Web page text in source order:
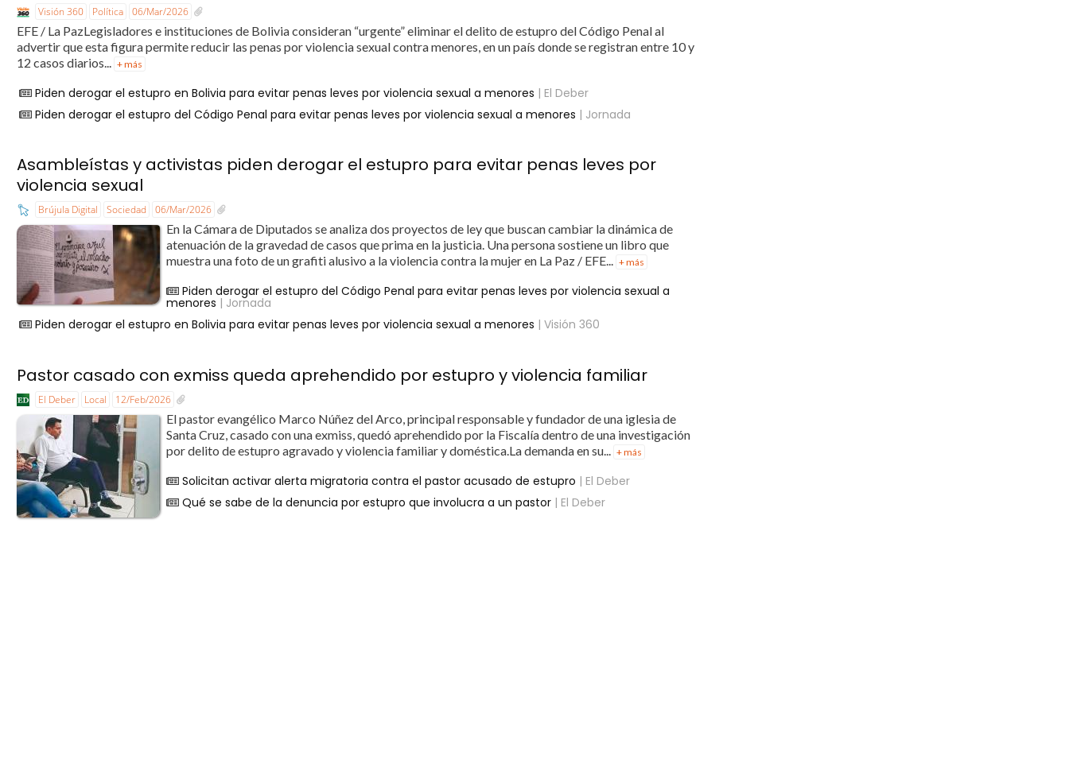
Visión 360 Política 06/Mar/2026
EFE / La PazLegisladores e instituciones de Bolivia consideran “urgente” eliminar el delito de estupro del Código Penal al
advertir que esta figura permite reducir las penas por violencia sexual contra menores, en un país donde se registran entre 10 y
12 casos diarios... + más
Piden derogar el estupro en Bolivia para evitar penas leves por violencia sexual a menores | El Deber
Piden derogar el estupro del Código Penal para evitar penas leves por violencia sexual a menores | Jornada
Asambleístas y activistas piden derogar el estupro para evitar penas leves por
violencia sexual
Brújula Digital Sociedad 06/Mar/2026
En la Cámara de Diputados se analiza dos proyectos de ley que buscan cambiar la dinámica de
atenuación de la gravedad de casos que prima en la justicia. Una persona sostiene un libro que
muestra una foto de un grafiti alusivo a la violencia contra la mujer en La Paz / EFE... + más
Piden derogar el estupro del Código Penal para evitar penas leves por violencia sexual a
menores | Jornada
Piden derogar el estupro en Bolivia para evitar penas leves por violencia sexual a menores | Visión 360
Pastor casado con exmiss queda aprehendido por estupro y violencia familiar
El Deber Local 12/Feb/2026
El pastor evangélico Marco Núñez del Arco, principal responsable y fundador de una iglesia de
Santa Cruz, casado con una exmiss, quedó aprehendido por la Fiscalía dentro de una investigación
por delito de estupro agravado y violencia familiar y doméstica.La demanda en su...
+ más
Solicitan activar alerta migratoria contra el pastor acusado de estupro | El Deber
Qué se sabe de la denuncia por estupro que involucra a un pastor | El Deber